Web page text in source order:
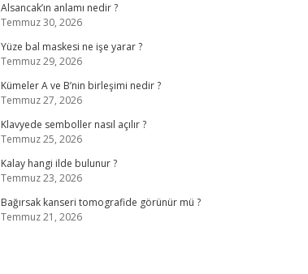
Alsancak’ın anlamı nedir ?
Temmuz 30, 2026
Yüze bal maskesi ne işe yarar ?
Temmuz 29, 2026
Kümeler A ve B’nin birleşimi nedir ?
Temmuz 27, 2026
Klavyede semboller nasıl açılır ?
Temmuz 25, 2026
Kalay hangi ilde bulunur ?
Temmuz 23, 2026
Bağırsak kanseri tomografide görünür mü ?
Temmuz 21, 2026